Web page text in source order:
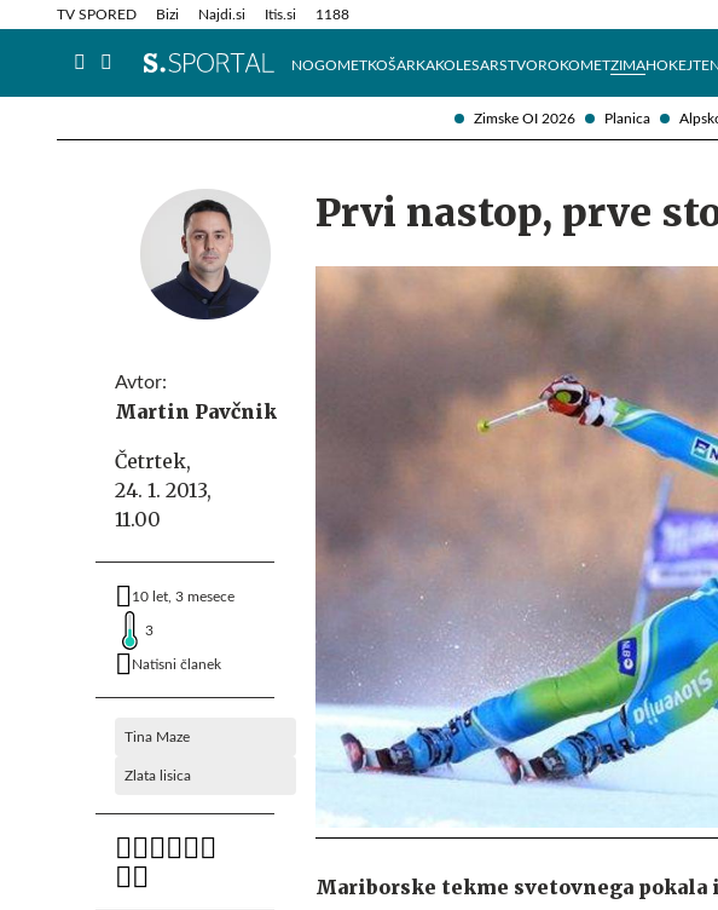
Zimske OI 2026 Planica
TV SPORED Bizi Najdi.si Itis.si 1188
NOGOMETKOŠARKAKOLESARSTVOROKOMETZIMAHOKEJ
Info in obvestila Tehnik
Avtor:
Martin Pavčnik
Četrtek,
24. 1. 2013,
11.00
10 let, 3 mesece
3
Natisni članek
Tina Maze
Zlata lisica
Prvi nastop, prve
Mariborske tekme svetovnega